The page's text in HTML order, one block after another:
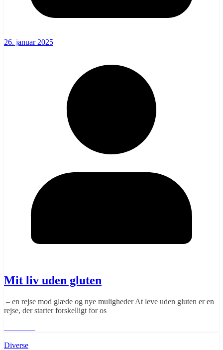
26. januar 2025
Mit liv uden gluten
– en rejse mod glæde og nye muligheder At leve uden gluten er en
rejse, der starter forskelligt for os
Diverse